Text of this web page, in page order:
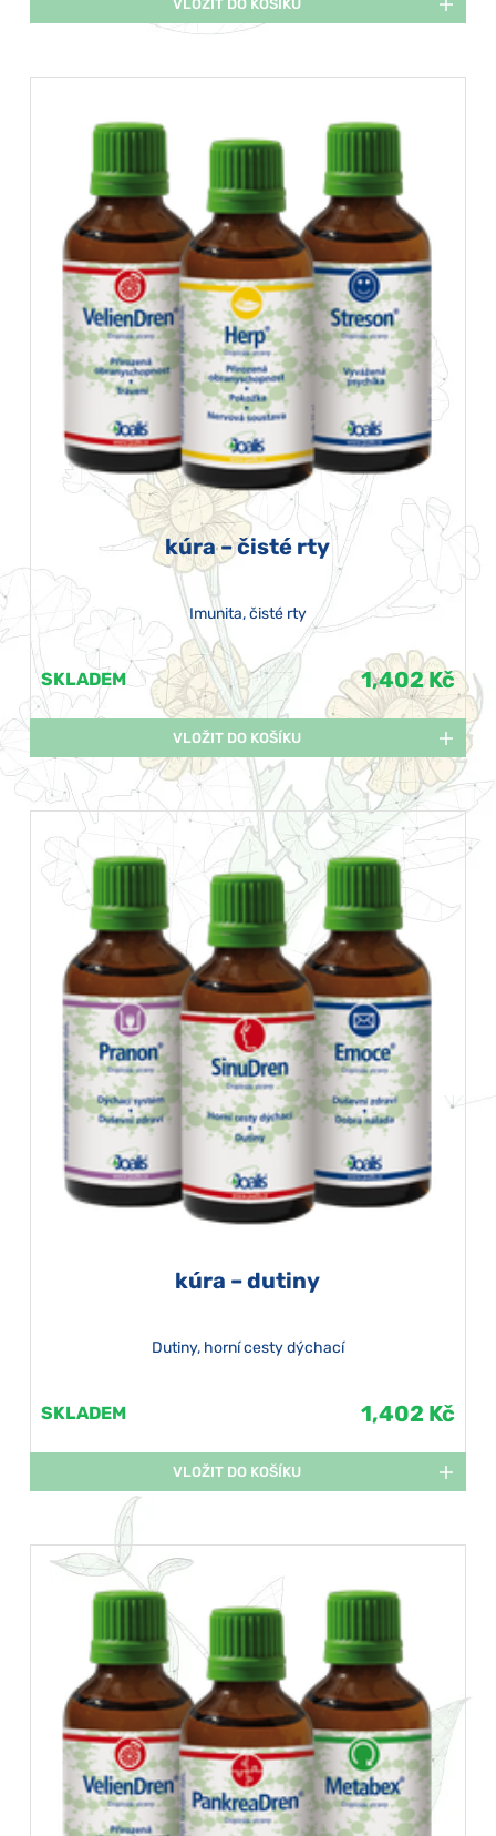
VLOŽIT DO KOŠÍKU
kúra – čisté rty
Imunita, čisté rty
SKLADEM 1,402 Kč
VLOŽIT DO KOŠÍKU
kúra – dutiny
Dutiny, horní cesty dýchací
SKLADEM 1,402 Kč
VLOŽIT DO KOŠÍKU